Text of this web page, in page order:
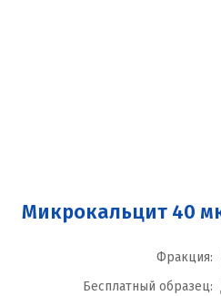
Микрокальцит 40
Фракция:
Бесплатный образец: